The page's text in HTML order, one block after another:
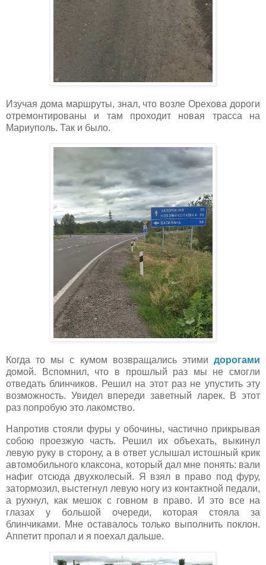
Изучая дома маршруты, знал, что возле Орехова дороги
отремонтированы и там проходит новая трасса на
Мариуполь. Так и было.
Когда то мы с кумом возвращались этими дорогами
домой. Вспомнил, что в прошлый раз мы не смогли
отведать блинчиков. Решил на этот раз не упустить эту
возможность. Увидел впереди заветный ларек. В этот
раз попробую это лакомство.
Напротив стояли фуры у обочины, частично прикрывая
собою проезжую часть. Решил их объехать, выкинул
левую руку в сторону, а в ответ услышал истошный крик
автомобильного клаксона, который дал мне понять: вали
нафиг отсюда двухколесый. Я взял в право под фуру,
затормозил, выстегнул левую ногу из контактной педали,
а рухнул, как мешок с говном в право. И это все на
глазах у большой очереди, которая стояла за
блинчиками. Мне оставалось только выполнить поклон.
Аппетит пропал и я поехал дальше.